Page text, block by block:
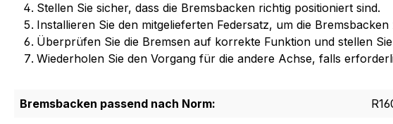
Stellen Sie sicher, dass die Bremsbacken richtig positioniert sind.
Installieren Sie den mitgelieferten Federsatz, um die
Überprüfen Sie die Bremsen auf korrekte Funktion und stellen
Wiederholen Sie den Vorgang für die andere Achse, falls
Bremsbacken passend nach Norm: